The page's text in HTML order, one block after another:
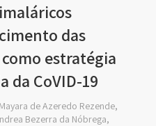
das
estratégia
da CoVID-19
de Azeredo Rezende,
Bezerra da Nóbrega,